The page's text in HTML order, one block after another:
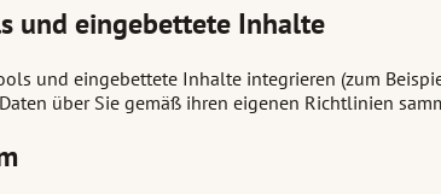
und eingebettete Inhalte
und eingebettete Inhalte integrieren (zum
Daten über Sie gemäß ihren eigenen Richtlinien